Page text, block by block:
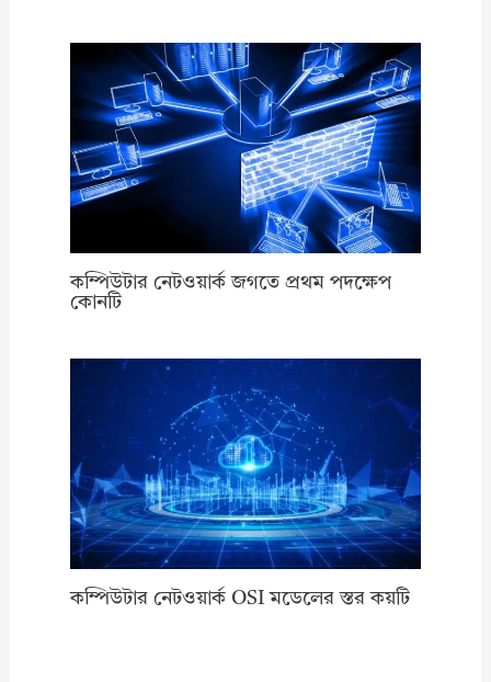
কম্পিউটার নেটওয়ার্ক জগতে প্রথম পদক্ষেপ
কোনটি
কম্পিউটার নেটওয়ার্ক OSI মডেলের স্তর কয়টি